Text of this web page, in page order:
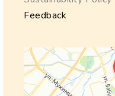
Feedback